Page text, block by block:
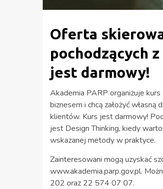
Oferta
pochodzących
jest darmowy!
Akademia PARP organizuje
biznesem i chcą założyć
klientów. Kurs jest darmowy!
jest Design Thinking, kiedy
wskazanej metody w praktyce.
Zainteresowani mogą uzyskać
www.akademia.parp.gov.pl.
202 oraz 22 574 07 07.